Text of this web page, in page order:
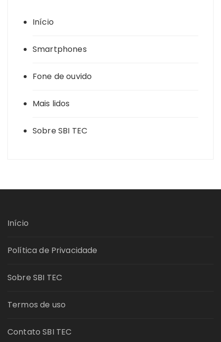
Início
Smartphones
Fone de ouvido
Mais lidos
Sobre SBI TEC
Início
Política de Privacidade
Sobre SBI TEC
Termos de uso
Contato SBI TEC